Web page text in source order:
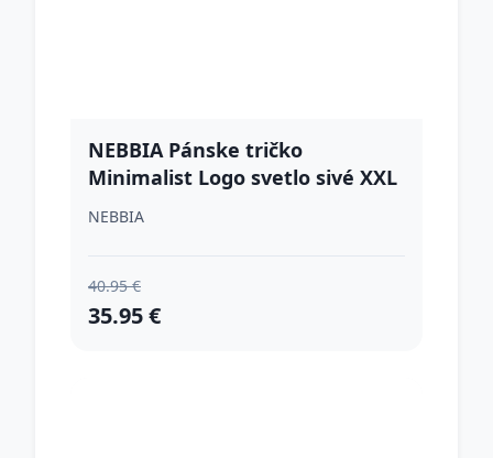
NEBBIA Pánske tričko
Minimalist Logo svetlo sivé XXL
NEBBIA
40.95 €
35.95 €